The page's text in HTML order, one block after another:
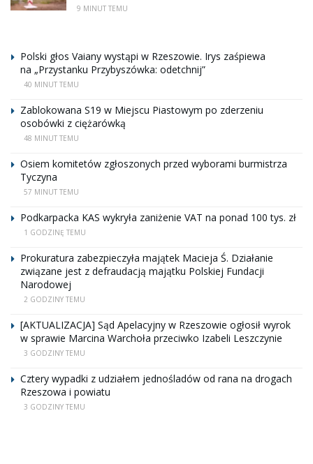
9 MINUT TEMU
Polski głos Vaiany wystąpi w Rzeszowie. Irys zaśpiewa
na „Przystanku Przybyszówka: odetchnij”
40 MINUT TEMU
Zablokowana S19 w Miejscu Piastowym po zderzeniu
osobówki z ciężarówką
48 MINUT TEMU
Osiem komitetów zgłoszonych przed wyborami burmistrza
Tyczyna
57 MINUT TEMU
Podkarpacka KAS wykryła zaniżenie VAT na ponad 100 tys. zł
1 GODZINĘ TEMU
Prokuratura zabezpieczyła majątek Macieja Ś. Działanie
związane jest z defraudacją majątku Polskiej Fundacji
Narodowej
2 GODZINY TEMU
[AKTUALIZACJA] Sąd Apelacyjny w Rzeszowie ogłosił wyrok
w sprawie Marcina Warchoła przeciwko Izabeli Leszczynie
3 GODZINY TEMU
Cztery wypadki z udziałem jednośladów od rana na drogach
Rzeszowa i powiatu
3 GODZINY TEMU